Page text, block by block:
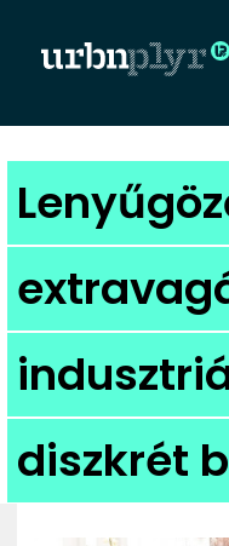
diszkrét